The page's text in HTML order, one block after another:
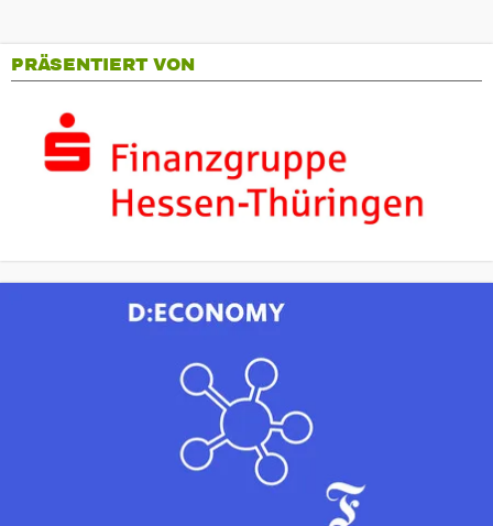
PRÄSENTIERT VON